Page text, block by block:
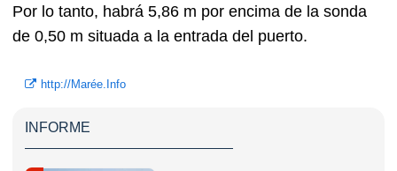
Por lo tanto, habrá 5,86 m por encima de la sonda
de 0,50 m situada a la entrada del puerto.
http://Marée.Info
INFORME